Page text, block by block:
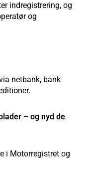
indregistrering, og
og
netbank, bank
– og nyd de
i Motorregistret og